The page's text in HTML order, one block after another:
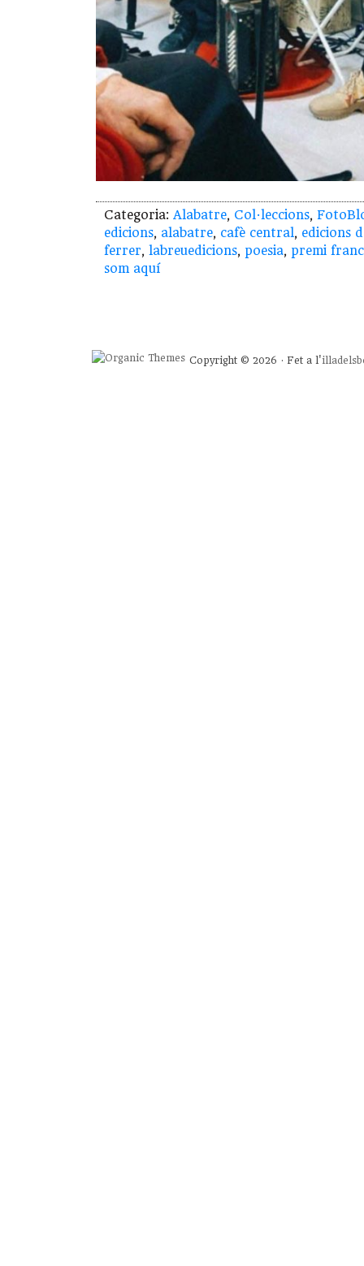
Categoria: Alabatre, Col·leccions,
edicions, alabatre, cafè central, edicions
ferrer, labreuedicions, poesia, premi
som aquí
Copyright © 2026 · Fet a l'